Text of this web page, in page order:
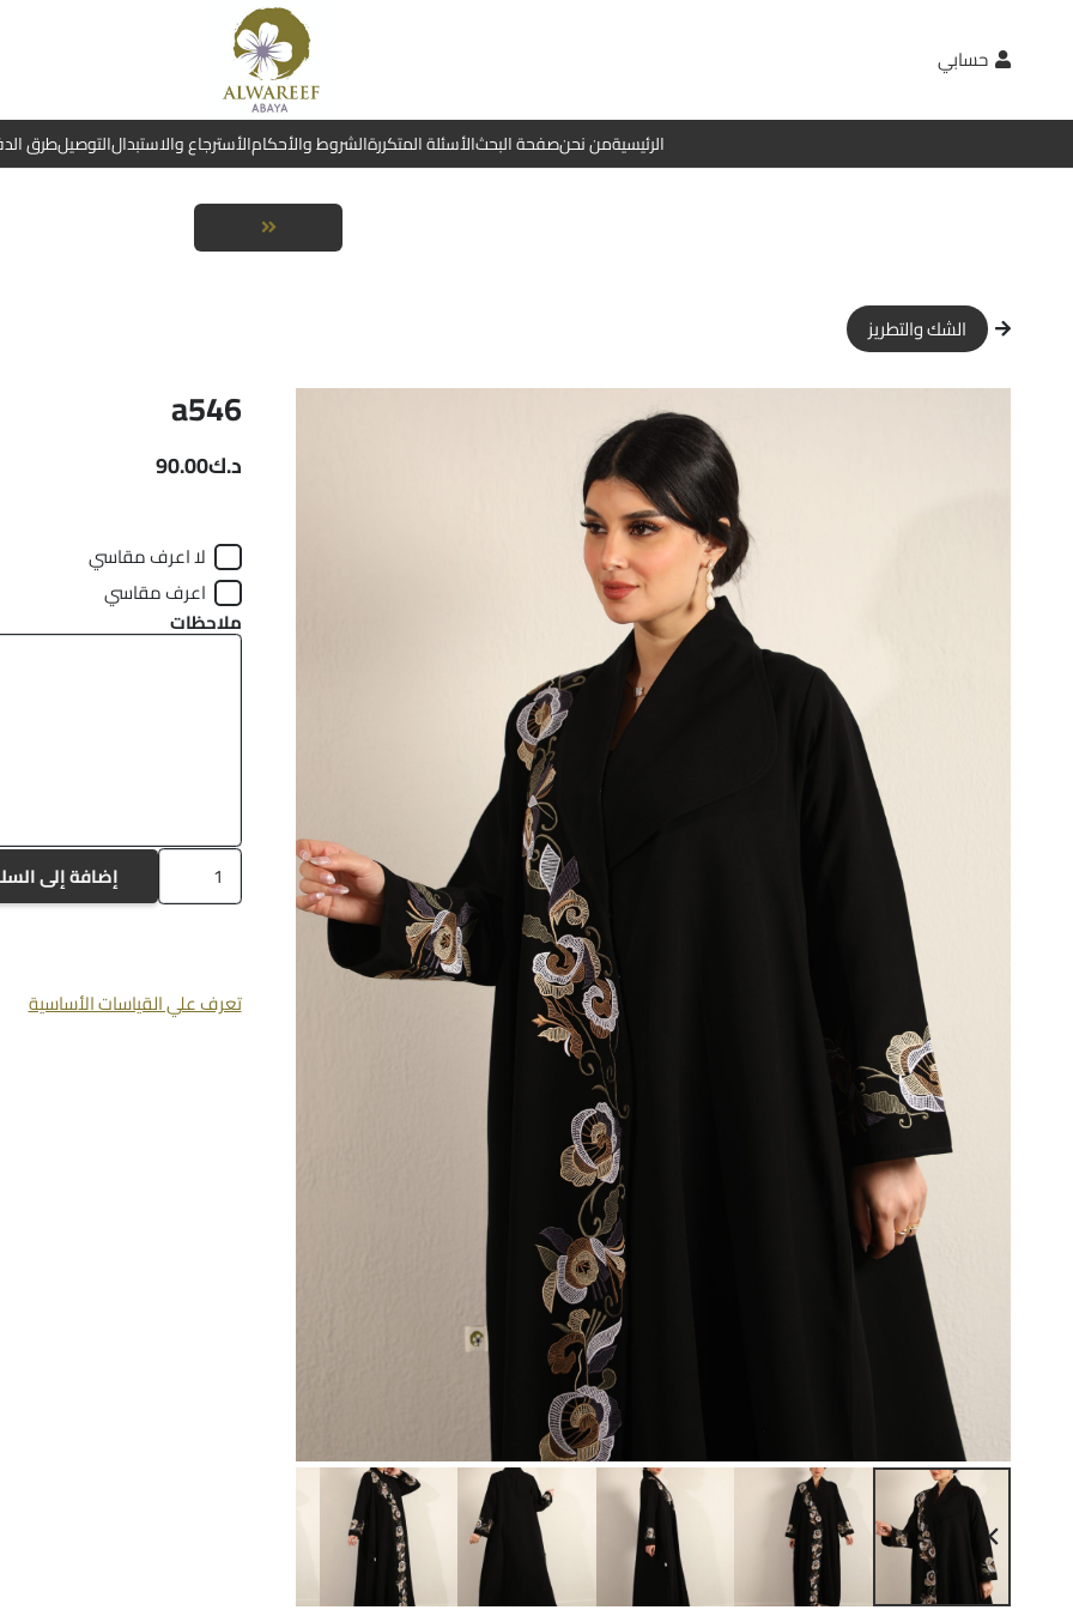
حسابي
الرئيسيةمن نحنصفحة البحثالأسئلة المتكررةالشروط والأحكامالأسترجاع والاستبدالالتوصيلطرق
الشك والتطريز
a546
د.ك90.00
لا اعرف مقاسي
اعرف مقاسي
ملاحظات
كمية
a546
إضافة إلى
تعرف علي القياسات الأساسية